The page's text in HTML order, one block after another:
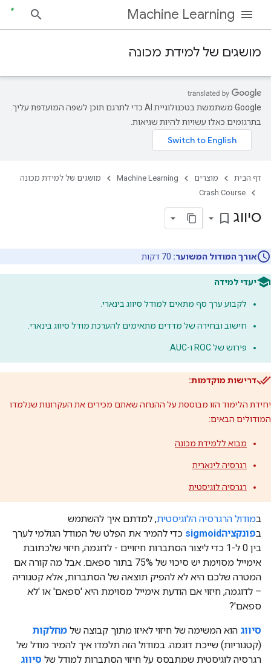
Machine Learning
מושגים של למידת מכונה
‫Google משתמשת בטכנולוגיית AI כדי לתרגם תוכן לשפה המועדפת עליך.
בתרגומים כאלו עשויות להיות שגיאות.
דף הבית מוצרים Machine Learning
מושגים של למידת מכונה
Crash Course
סיווג bookmark_border
אורך המודול המשוער:
יעדי למידה
לקבוע ערך סף מתאים למודל סיווג בינארי.
חישוב ובחירה של מדדים מתאימים להערכת מודל סיווג בינארי.
פירוש של ROC ו-AUC.
דרישות מוקדמות:
יחידת הלימוד הזו מבוססת על ההנחה שאתם מכירים את העקרונות שנלמדו
המודולים הבאים:
מבוא ללמידת מכונה
רגרסיה לינארית
רגרסיה לוגיסטית
במודול הרגרסיה הלוגיסטית, למדתם איך להשתמש
בפונקציהsigmoid
כדי להמיר את הפלט של המודל הגולמי לערך
בין 0 ל-1 כדי ליצור הסתברות חיזויים - לדוגמה, חיזוי שלכתובת
אימייל מסוימת יש סיכוי של 75% בתור ספאם. אבל מה קורה אם
המטרה שלכם היא לא להפיק תוצאה של הסתברות, אלא קטגוריה
– לדוגמה, חיזוי אם הודעת אימייל מסוימת היא 'ספאם' או 'לא
ספאם'?
סיווג הוא המשימה של חיזוי לאיזו מתוך קבוצה של מחלקות
(קטגוריות) שייכת דוגמה. במודול הזה תלמדו איך להמיר מודל של
רגרסיה לוגיסטית שמתבסס על חיזוי הסתברות למודל של סיווג